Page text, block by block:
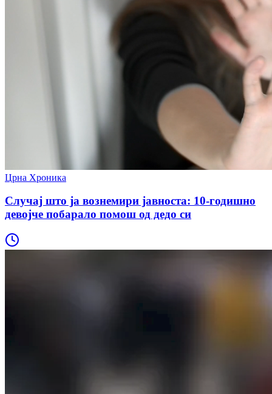
Црна Хроника
Случај што ја вознемири јавноста: 10-годишно
девојче побарало помош од дедо си